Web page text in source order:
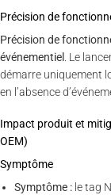
Précision de
Précision de
événementiel
. Le
démarre uniquement
en l’absence
Impact produit et
OEM)
Symptôme
Symptôme : le tag